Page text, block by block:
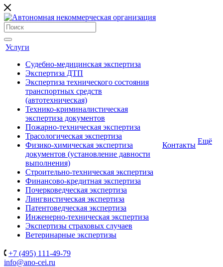
Услуги
Судебно-медицинская экспертиза
Экспертиза ДТП
Экспертиза технического состояния
транспортных средств
(автотехническая)
Технико-криминалистическая
экспертиза документов
Пожарно-техническая экспертиза
Трасологическая экспертиза
Физико-химическая экспертиза
документов (установление давности
выполнения)
Строительно-техническая экспертиза
Финансово-кредитная экспертиза
Почерковедческая экспертиза
Лингвистическая экспертиза
Патентоведческая экспертиза
Инженерно-техническая экспертиза
Экспертизы страховых случаев
Ветеринарные экспертизы
Контакты Ещё
+7 (495) 111-49-79
info@ano-cei.ru